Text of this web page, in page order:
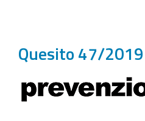
Quesito 47/2019